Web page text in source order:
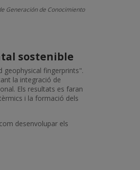
Generación de Conocimiento
sostenible
geophysical fingerprints".
la integració de
Els resultats es faran
i la formació dels
desenvolupar els